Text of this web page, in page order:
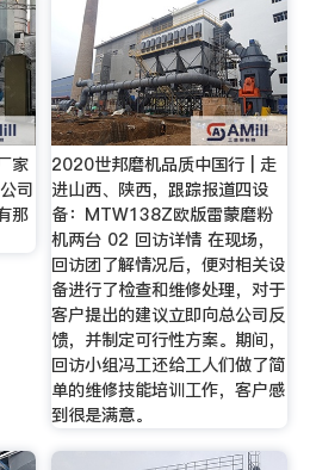
家
司
那
2020世邦磨机品质中国行 | 走
进山西、陕西，跟踪报道四设
备：MTW138Z欧版雷蒙磨粉
机两台 02 回访详情 在现场，
回访团了解情况后，便对相关设
备进行了检查和维修处理，对于
客户提出的建议立即向总公司反
馈，并制定可行性方案。期间，
回访小组冯工还给工人们做了简
单的维修技能培训工作，客户感
到很是满意。